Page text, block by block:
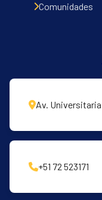
Comunidades
Av.
+51 72 523171